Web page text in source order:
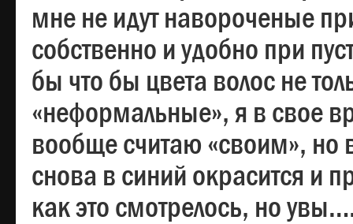
мне не идут навороченые
собственно и удобно при
бы что бы цвета волос не
«неформальные», я в свое
вообще считаю «своим», но
снова в синий окрасится и
как это смотрелось, но